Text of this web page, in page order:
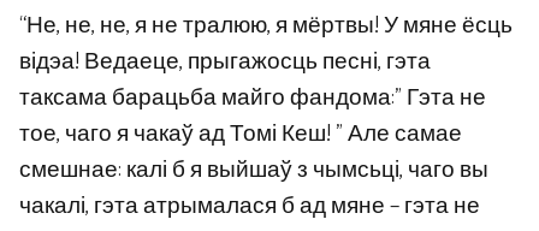
“Не, не, не, я не тралюю, я мёртвы! У мяне ёсць
відэа! Ведаеце, прыгажосць песні, гэта
таксама барацьба майго фандома:” Гэта не
тое, чаго я чакаў ад Томі Кеш! ” Але самае
смешнае: калі б я выйшаў з чымсьці, чаго вы
чакалі, гэта атрымалася б ад мяне – гэта не